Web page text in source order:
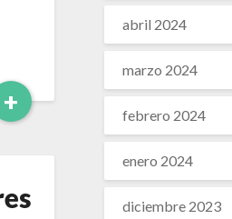
+Leer
Más
abril 2024
marzo 2024
febrero 2024
enero 2024
diciembre 2023